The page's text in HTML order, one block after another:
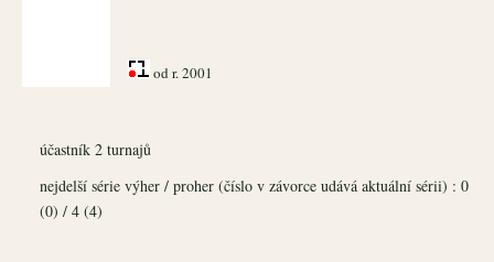
od r. 2001
účastník 2 turnajů
nejdelší série výher / proher (číslo v závorce udává aktuální sérii) : 0
(0) / 4 (4)